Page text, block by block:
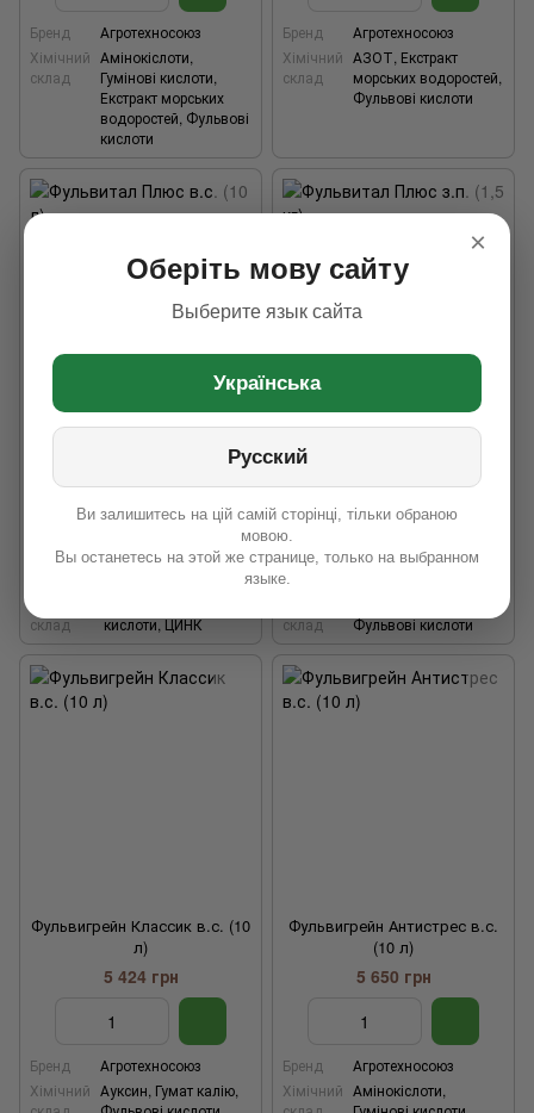
Бренд
Агротехносоюз
Хімічний
склад
Амінокіслоти,
Гумінові кислоти,
Екстракт морських
водоростей, Фульвові
кислоти
Бренд
Агротехносоюз
Хімічний
склад
АЗОТ, Екстракт
морських водоростей,
Фульвові кислоти
Фульвитал Плюс в.с. (10 л)
7 740 грн
склад
кислоти, ЦИНК
Фульвитал Плюс з.п. (1,5 кг)
2 740 грн
Бренд
склад
Фульвові кислоти
Фульвигрейн Классик в.с. (10
л)
5 424 грн
Бренд
Агротехносоюз
Хімічний Ауксин, Гумат калію,
Фульвигрейн Антистрес в.с.
(10 л)
5 650 грн
Бренд
Агротехносоюз
Хімічний Амінокіслоти,
×
Оберіть мову сайту
Выберите язык сайта
Українська
Русский
Ви залишитесь на цій самій сторінці, тільки обраною
мовою.
Вы останетесь на этой же странице, только на выбранном
языке.